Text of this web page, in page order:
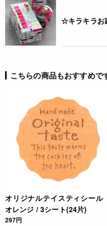
☆キラキラ
こちらの商品もおすすめで
オリジナルテイスティシール
オレンジ / 3シート(24片)
297円